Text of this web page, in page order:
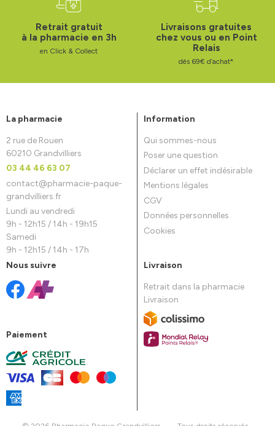
Retrait gratuit
à la pharmacie en 3h
en Click & Collect
Livraisons gratuites
chez vous ou en Point
Relais
dès 69€ d’achat*
La pharmacie
2 rue de Rouen
60210 Grandvilliers
03 44 46 63 07
contact@pharmacie-paque-
grandvilliers.fr
Lundi au vendredi
9h - 12h15 / 14h - 19h15
Samedi
9h - 12h15 / 14h - 17h
Information
Qui sommes-nous
Poser une question
Déclarer un effet indésirable
Mentions légales
CGV
Données personnelles
Cookies
Nous suivre
Paiement
Livraison
Retrait dans la pharmacie
Livraison